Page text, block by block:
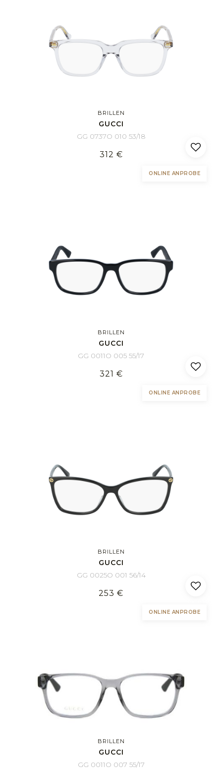
BRILLEN
GUCCI
GG 0737O 010 53/18
312 €
ONLINE ANPROBE
BRILLEN
GUCCI
GG 0011O 005 55/17
321 €
ONLINE ANPROBE
BRILLEN
GUCCI
GG 0025O 001 56/14
253 €
ONLINE ANPROBE
BRILLEN
GUCCI
GG 0011O 007 55/17